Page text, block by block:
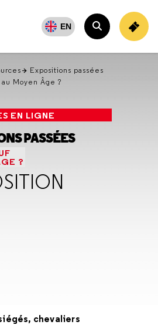
EN
Expositions passées
Moyen Âge ?
EN LIGNE
PASSÉES
?
chevaliers